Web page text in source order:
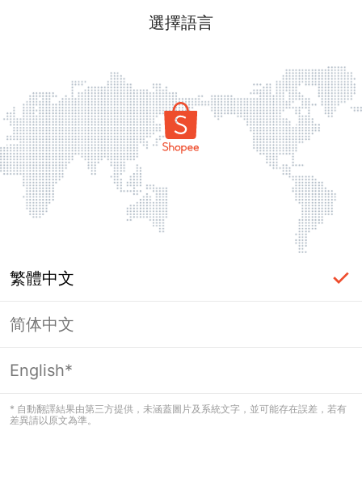
選擇語言
繁體中文
简体中文
English*
* 自動翻譯結果由第三方提供，未涵蓋圖片及系統文字，並可能存在誤差，若有
差異請以原文為準。